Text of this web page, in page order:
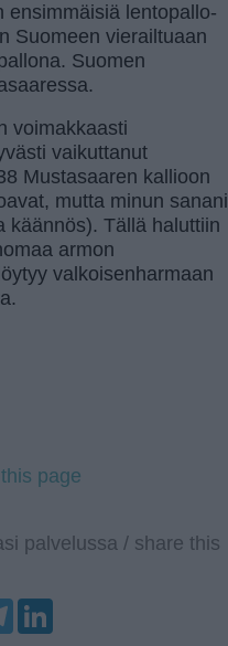
ensimmäisiä lentopallo-
Suomeen vierailtuaan
Suomen
voimakkaasti
vaikuttanut
Mustasaaren kallioon
mutta minun sanani
käännös). Tällä haluttiin
armon
valkoisenharmaan
page
palvelussa / share this
T